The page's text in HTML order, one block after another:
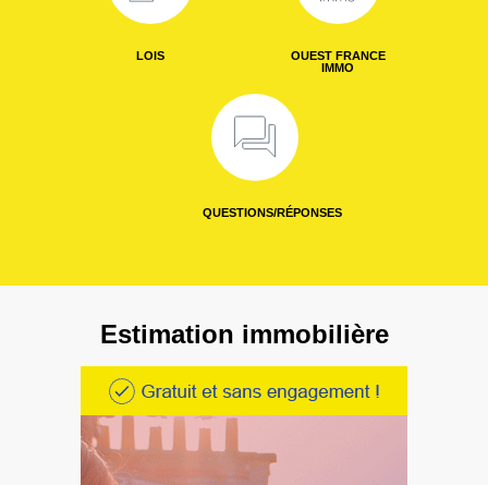
LOIS
OUEST FRANCE
IMMO
QUESTIONS/RÉPONSES
Estimation immobilière